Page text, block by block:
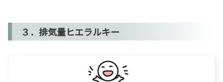
３．排気量ヒエラルキー